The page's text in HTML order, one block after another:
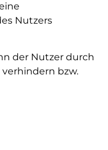
Nutzers
der Nutzer durch
bzw.